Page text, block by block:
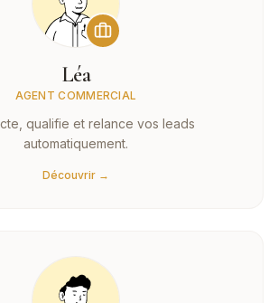
Léa
AGENT COMMERCIAL
qualifie et relance vos leads
automatiquement.
Découvrir →